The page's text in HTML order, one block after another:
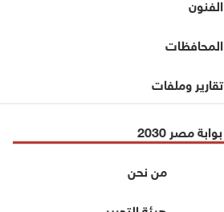
الفنون
المحافظات
تقارير وملفات
بوابة مصر 2030
من نحن